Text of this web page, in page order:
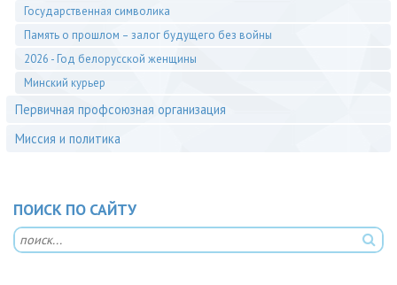
Государственная символика
Память о прошлом – залог будущего без войны
2026 - Год белорусской женщины
Минский курьер
Первичная профсоюзная организация
Миссия и политика
ПОИСК ПО САЙТУ